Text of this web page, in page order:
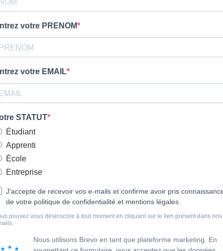
votre PRENOM
votre EMAIL
STATUT
Étudiant
Apprenti
École
Entreprise
J'accepte de recevoir vos e-mails et confirme avoir pris
de votre politique de confidentialité et mentions légales.
pouvez vous désinscrire à tout moment en cliquant sur le lien présent dans nos
Nous utilisons Brevo en tant que plateforme marketing. En